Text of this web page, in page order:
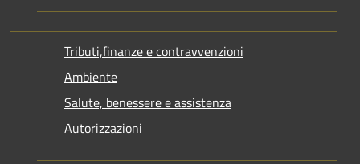
Tributi,finanze e contravvenzioni
Ambiente
Salute, benessere e assistenza
Autorizzazioni